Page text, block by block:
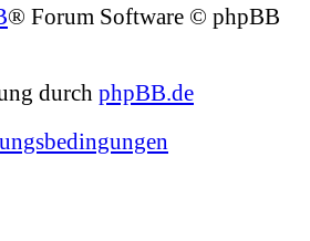
® Forum Software © phpBB
durch phpBB.de